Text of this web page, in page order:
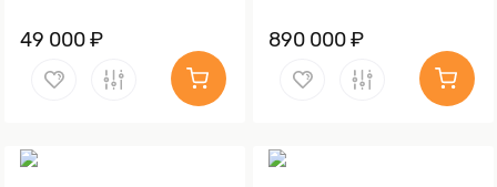
49 000 ₽ 890 000 ₽